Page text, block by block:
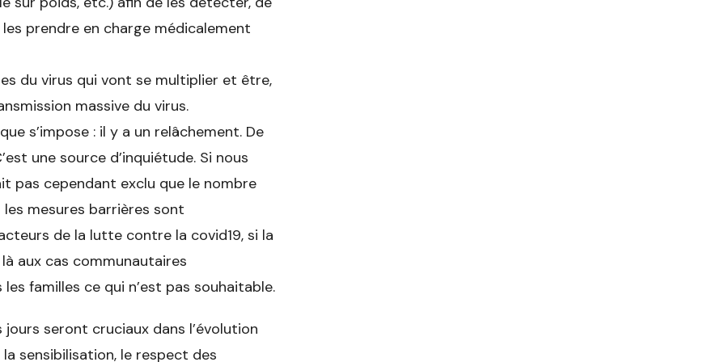
prendre en charge médicalement
du virus qui vont se multiplier et être,
massive du virus.
s’impose : il y a un relâchement. De
une source d’inquiétude. Si nous
pas cependant exclu que le nombre
mesures barrières sont
de la lutte contre la covid19, si la
aux cas communautaires
familles ce qui n’est pas souhaitable.
seront cruciaux dans l’évolution
sensibilisation, le respect des